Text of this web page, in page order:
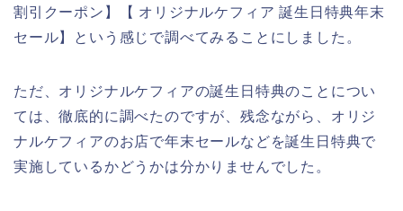
割引クーポン】【 オリジナルケフィア 誕生日特典年末
セール】という感じで調べてみることにしました。
ただ、オリジナルケフィアの誕生日特典のことについ
ては、徹底的に調べたのですが、残念ながら、オリジ
ナルケフィアのお店で年末セールなどを誕生日特典で
実施しているかどうかは分かりませんでした。